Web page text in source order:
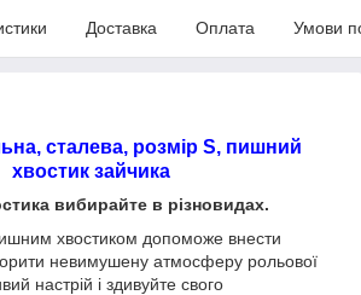
Доставка Оплата Умови
сталева, розмір S, пишний
хвостик зайчика
вибирайте в різновидах.
хвостиком допоможе внести
невимушену атмосферу рольової
настрій і здивуйте свого